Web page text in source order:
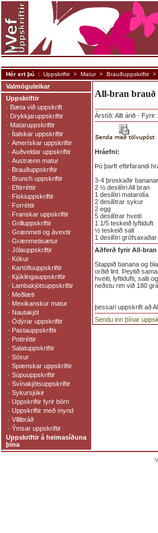
All-bran brauð
Árstíð: Allt árið -
Hráefni:
Þú þarft eftirfarandi
3-4 þroskaðir bananar
2 ½ desilítri All bran
1 desilítri matarolía
2 desilítrar sykur
2 egg
5 desilítrar hveiti
1 1/5 teskeið lyftiduft
½ teskeið salt
1 desilítri
Aðferð fyrir All-bran
Stappið banana og
orðið lint. Þeytið
hveiti, lyftidufti, salti
neðstu rim við 180
þessari uppskrift að
Sendu inn þínar
Valmöguleikar
Uppskriftir
· Bæta við uppskrift
· Drykkjaruppskriftir
· Mataruppskriftir
· Ítalskar uppskriftir
· Amerískar uppskriftir
· Auðveldar uppskriftir
· Austrænn matur
· Brauðuppskriftir
· Brunch uppskriftir
· Eftirréttir
· Fiskiuppskriftir
· Forréttir
· Franskar uppskriftir
· Grilluppskriftir
· Grænmeti og ávextir
· Grænmetisætur
· Jólauppskriftir
· Kökur
· Kartöfluuppskriftir
· Kjúklingauppskriftir
· Lambakjötsuppskriftir
· Meðlæti
· Mexikanskur matur
· Nautakjöt
· Ódýrar uppskriftir
· Pastauppskriftir
· Pottréttir
· Salatuppskriftir
· Sósur
· Spænskar uppskriftir
· Súpuuppskriftir
· Svínakjötsuppskriftir
· Sykursjúkir
· Uppskriftir fyrir börn
· Uppskriftir með mynd
· Villibráð
· Ýmsar uppskriftir
Uppskriftir á heimasíðuna
þína
Hér ert þú : Uppskriftir > Matur > Brauðuppskriftir >